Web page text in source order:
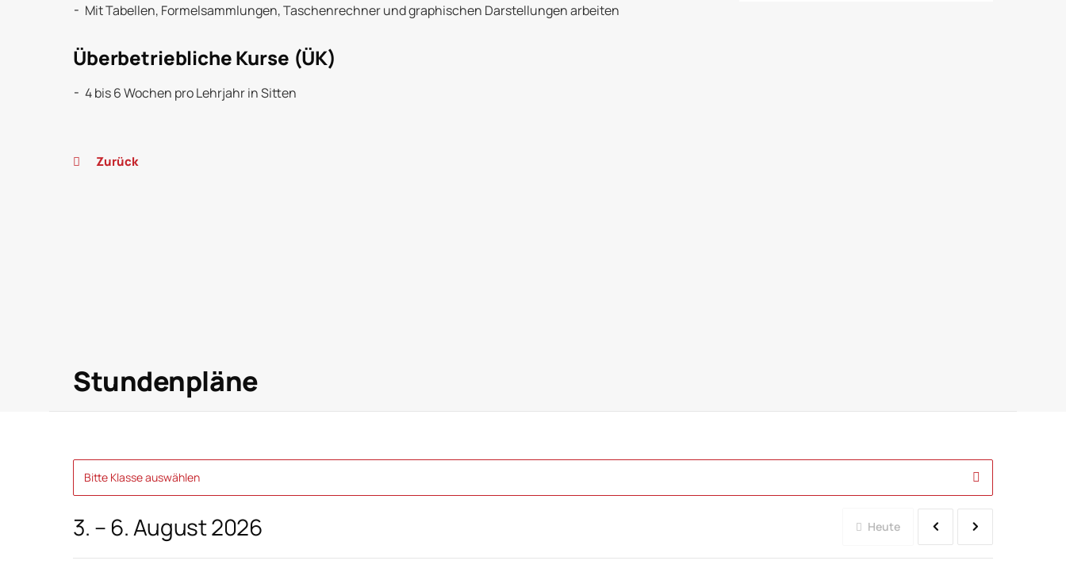
Mit Tabellen, Formelsammlungen, Taschenrechner und graphischen Darstellungen arbeiten
Überbetriebliche Kurse (ÜK)
4 bis 6 Wochen pro Lehrjahr in Sitten
Zurück
Stundenpläne
Bitte Klasse auswählen
3. – 6. August 2026 Heute